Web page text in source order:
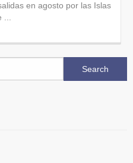
en agosto por las Islas